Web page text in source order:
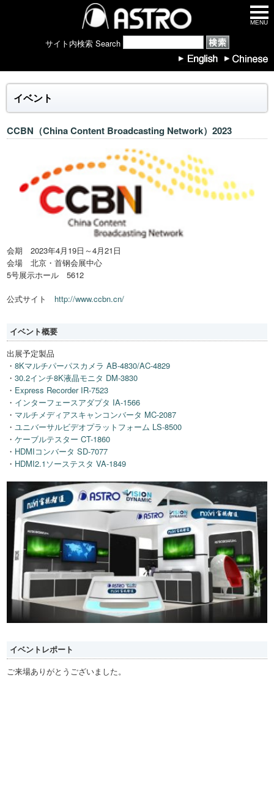
サイト内検索 Search
MENU
イベント
CCBN（China Content Broadcasting Network）2023
会期 2023年4月19日～4月21日
会場 北京・首钢会展中心
5号展示ホール 5612
公式サイト http://www.ccbn.cn/
イベント概要
出展予定製品
・8Kマルチパーパスカメラ AB-4830/AC-4829
・30.2インチ8K液晶モニタ DM-3830
・ Express Recorder IR-7523
・ インターフェースアダプタ IA-1566
・ マルチメディアスキャンコンバータ MC-2087
・ユニバーサルビデオプラットフォーム LS-8500
・ケーブルテスター CT-1860
・ HDMIコンバータ SD-7077
・ HDMI2.1ソーステスタ VA-1849
イベントレポート
ご来場ありがとうございました。